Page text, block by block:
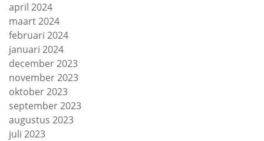
april 2024
maart 2024
februari 2024
januari 2024
december 2023
november 2023
oktober 2023
september 2023
augustus 2023
juli 2023